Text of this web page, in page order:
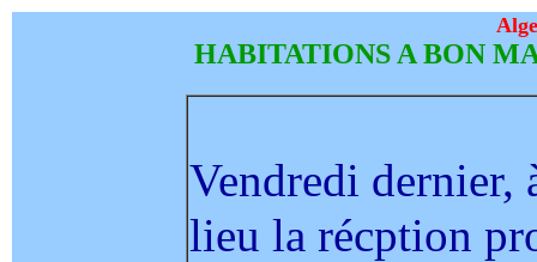
HABITATIONS A BON
Vendredi dernier,
lieu la récption